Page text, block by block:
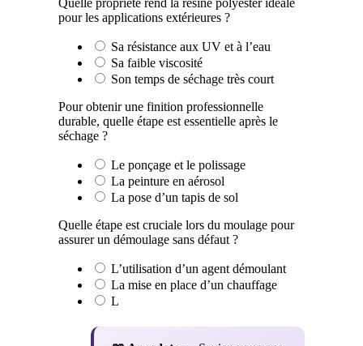
pour les applications extérieures ?
Sa résistance aux UV et à l’eau
Sa faible viscosité
Son temps de séchage très court
Pour obtenir une finition professionnelle
durable, quelle étape est essentielle après le
séchage ?
Le ponçage et le polissage
La peinture en aérosol
La pose d’un tapis de sol
Quelle étape est cruciale lors du moulage pour
assurer un démoulage sans défaut ?
L’utilisation d’un agent démoulant
La mise en place d’un chauffage
L